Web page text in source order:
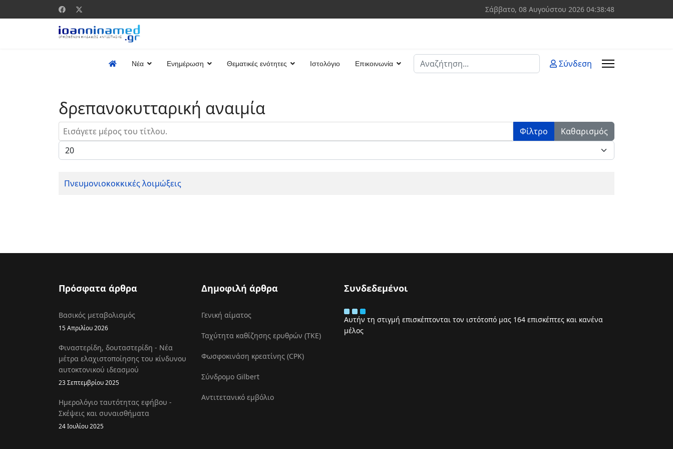
Σάββατο, 08 Αυγούστου 2026 04:38:48
Νέα Ενημέρωση Θεματικές ενότητες Ιστολόγιο Επικοινωνία
Αναζήτηση
Σύνδεση
δρεπανοκυτταρική αναιμία
Εισάγετε μέρος του τίτλου. Φίλτρο
Καθαρισμός
Εμφάνιση #
Πνευμονιοκοκκικές λοιμώξεις
Πρόσφατα άρθρα
Βασικός μεταβολισμός
15 Απριλίου 2026
Φιναστερίδη, δουταστερίδη - Νέα
μέτρα ελαχιστοποίησης του κίνδυνου
αυτοκτονικού ιδεασμού
23 Σεπτεμβρίου 2025
Ημερολόγιο ταυτότητας εφήβου -
Σκέψεις και συναισθήματα
24 Ιουλίου 2025
Δημοφιλή άρθρα
Γενική αίματος
Ταχύτητα καθίζησης ερυθρών (ΤΚΕ)
Φωσφοκινάση κρεατίνης (CPK)
Σύνδρομο Gilbert
Αντιτετανικό εμβόλιο
Συνδεδεμένοι
Αυτήν τη στιγμή επισκέπτονται τον ιστότοπό μας 164 επισκέπτες και κανένα
μέλος